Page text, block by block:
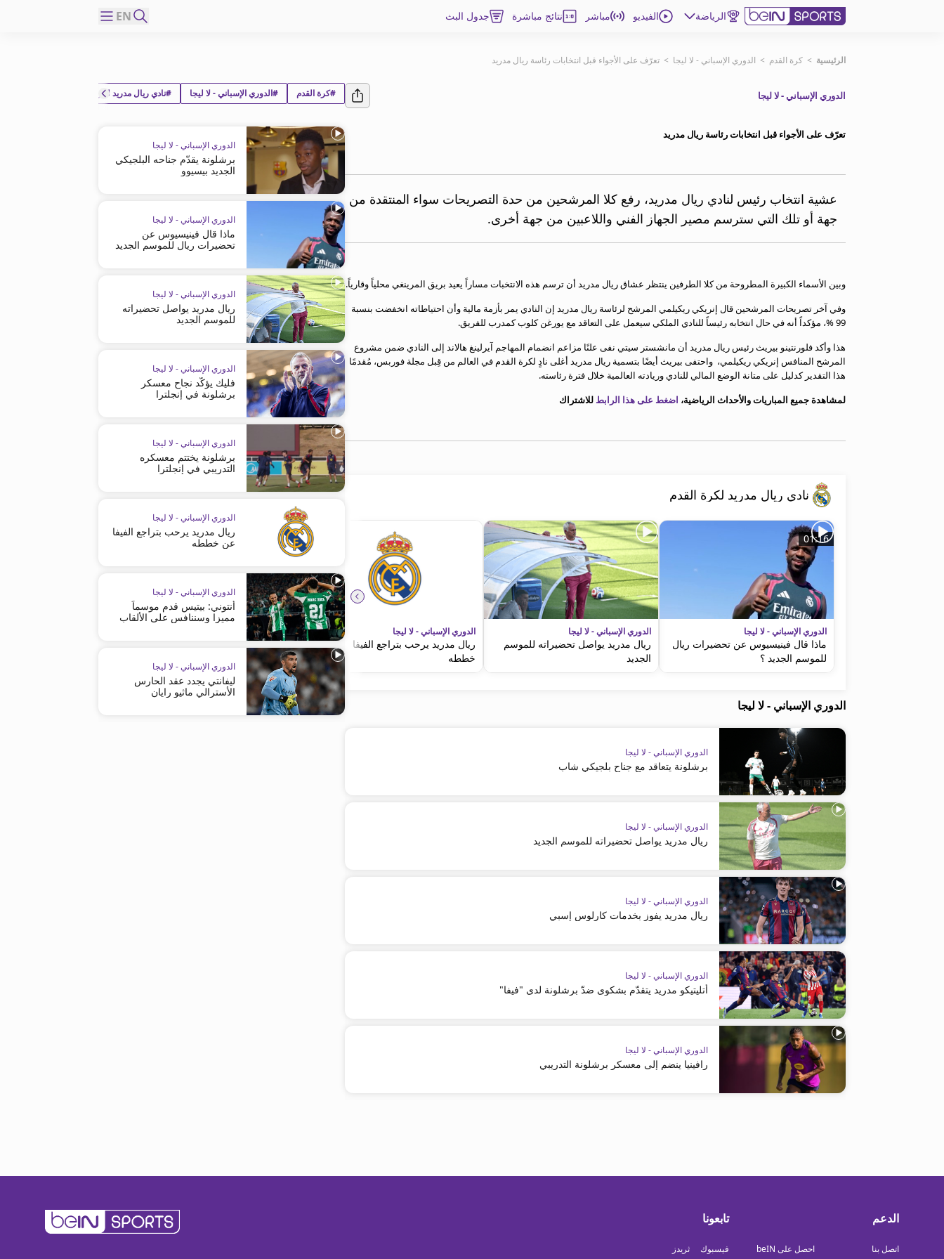
الرياضة الفيديو مباشر نتائج مباشرة جدول البث EN
اشترك
EN
MENA
إدارة التنبيهات
انضم إلى قائمة النشرة الإخبارية
beIN CONNECT
beIN MEDIA GROUP
الأسئلة الأكثر شيوعاً
معلومات عن هذا الموقع
الرئيسية > كرة القدم > الدوري الإسباني - لا ليجا > تعرّف على الأجواء قبل انتخابات رئاسة ريال مدريد
الدوري الإسباني - لا ليجا
تعرّف على الأجواء قبل انتخابات رئاسة ريال مدريد
عشية انتخاب رئيس لنادي ريال مدريد، رفع كلا المرشحين من حدة التصريحات سواء المنتقدة من
جهة أو تلك التي سترسم مصير الجهاز الفني واللاعبين من جهة أخرى.
وبين الأسماء الكبيرة المطروحة من كلا الطرفين ينتظر عشاق ريال مدريد أن ترسم هذه الانتخبات مساراً يعيد بريق المرينغي محلياً وقارياً.
وفي آخر تصريحات المرشحين قال إنريكي ريكيلمي المرشح لرئاسة ريال مدريد إن النادي يمر بأزمة مالية وأن احتياطاته انخفضت بنسبة
99 %، مؤكداً أنه في حال انتخابه رئيساً للنادي الملكي سيعمل على التعاقد مع يورغن كلوب كمدرب للفريق.
هذا وأكد فلورنتينو بيريث رئيس ريال مدريد أن مانشستر سيتي نفى علنًا مزاعم انضمام المهاجم آيرلينغ هالاند إلى النادي ضمن مشروع
المرشح المنافس إنريكي ريكيلمي، واحتفى بيريث أيضًا بتسمية ريال مدريد أغلى نادٍ لكرة القدم في العالم من قِبل مجلة فوربس، مُقدمًا
هذا التقدير كدليل على متانة الوضع المالي للنادي وريادته العالمية خلال فترة رئاسته.
لمشاهدة جميع المباريات والأحداث الرياضية، اضغط على هذا الرابط للاشتراك
نادي ريال مدريد لكرة القدم
01:16
الدوري الإسباني - لا ليجا
ماذا قال فينيسيوس عن تحضيرات ريال
للموسم الجديد ؟
الدوري الإسباني - لا ليجا
ريال مدريد يواصل تحضيراته للموسم
الجديد
الدوري الإسباني - لا ليجا
ريال مدريد يرحب بتراجع الفيفا عن
خططه
الدوري الإسباني - لا ليجا
ريال مدريد يواصل تحضيراته للموسم
الجديد
الدوري الإسباني - لا ليجا
الدوري الإسباني - لا ليجا
برشلونة يتعاقد مع جناح بلجيكي شاب
الدوري الإسباني - لا ليجا
ريال مدريد يواصل تحضيراته للموسم الجديد
الدوري الإسباني - لا ليجا
ريال مدريد يفوز بخدمات كارلوس إسبي
الدوري الإسباني - لا ليجا
أتليتيكو مدريد يتقدّم بشكوى ضدّ برشلونة لدى "فيفا"
الدوري الإسباني - لا ليجا
رافينيا ينضم إلى معسكر برشلونة التدريبي
#كرة القدم #الدوري الإسباني - لا ليجا #نادي ريال مدريد لكرة القدم
الدوري الإسباني - لا ليجا
برشلونة يقدّم جناحه البلجيكي
الجديد بيسيوو
الدوري الإسباني - لا ليجا
ماذا قال فينيسيوس عن
تحضيرات ريال للموسم الجديد
الدوري الإسباني - لا ليجا
ريال مدريد يواصل تحضيراته
للموسم الجديد
الدوري الإسباني - لا ليجا
فليك يؤكّد نجاح معسكر
برشلونة في إنجلترا
الدوري الإسباني - لا ليجا
برشلونة يختتم معسكره
التدريبي في إنجلترا
الدوري الإسباني - لا ليجا
ريال مدريد يرحب بتراجع الفيفا
عن خططه
الدوري الإسباني - لا ليجا
أنتوني: بيتيس قدم موسماً
مميزا وسننافس على الألقاب
الدوري الإسباني - لا ليجا
ليفانتي يجدد عقد الحارس
الأسترالي ماثيو رايان
الدعم
اتصل بنا احصل على beIN
تابعونا
فيسبوك ثريدز